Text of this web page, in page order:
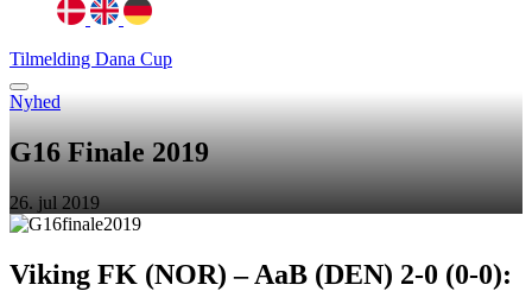
Tilmelding Dana Cup
Nyhed
G16 Finale 2019
26. jul 2019
Viking FK (NOR) – AaB (DEN) 2-0 (0-0):